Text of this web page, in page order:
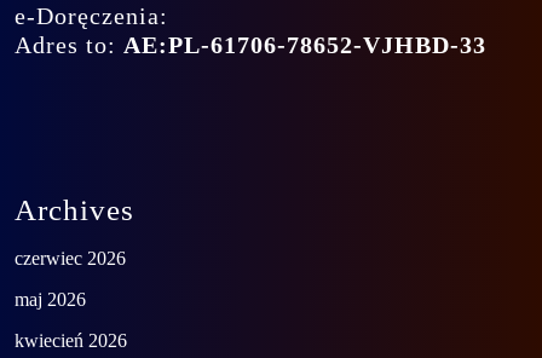
e-Doręczenia:
Adres to: AE:PL-61706-78652-VJHBD-33
Archives
czerwiec 2026
maj 2026
kwiecień 2026